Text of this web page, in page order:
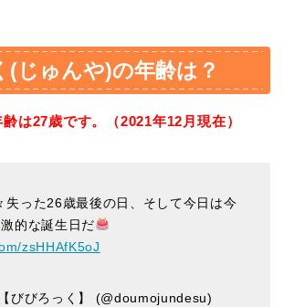
(じゅんや)の年齢は？
は27歳です。（2021年12月現在）
失った26歳最後の日、そして今日は今
的な誕生日だ
zsHHAfK5oJ
びびろっく】 (@doumojundesu)